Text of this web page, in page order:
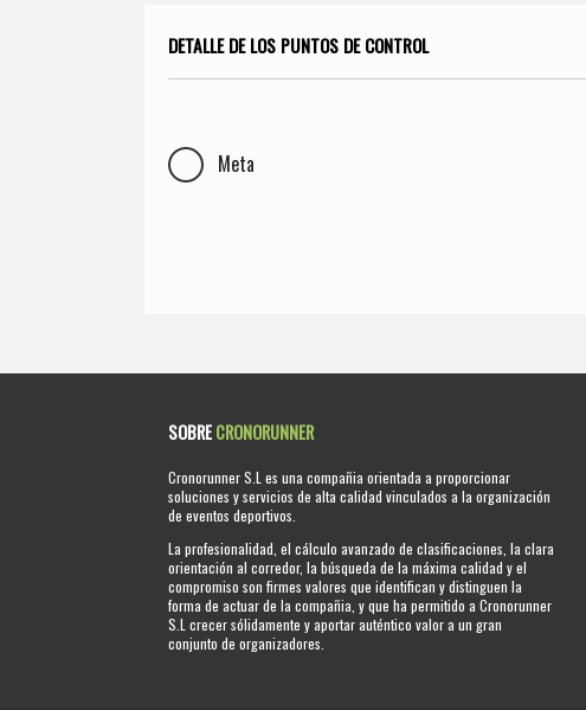
DETALLE DE LOS PUNTOS DE CONTROL
Meta
SOBRECRONORUNNER
Cronorunner S.L es una compañia orientada a proporcionar
soluciones y servicios de alta calidad vinculados a la organización
de eventos deportivos.
La profesionalidad, el cálculo avanzado de clasificaciones, la clara
orientación al corredor, la búsqueda de la máxima calidad y el
compromiso son firmes valores que identifican y distinguen la
forma de actuar de la compañia, y que ha permitido a Cronorunner
S.L crecer sólidamente y aportar auténtico valor a un gran
conjunto de organizadores.